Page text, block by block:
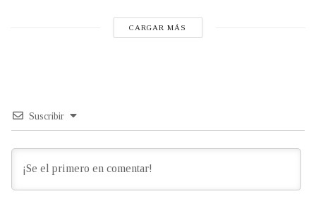
CARGAR MÁS
Suscribir